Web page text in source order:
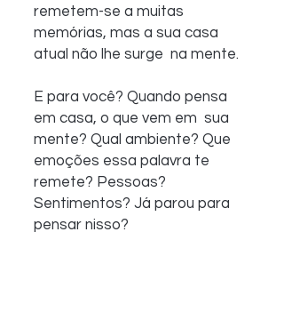
remetem-se a muitas
memórias, mas a sua casa
atual não lhe surge  na mente.
E para você? Quando pensa
em casa, o que vem em  sua
mente? Qual ambiente? Que
emoções essa palavra te
remete? Pessoas?
Sentimentos? Já parou para
pensar nisso?